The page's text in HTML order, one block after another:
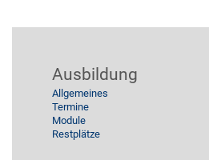
Ausbildung
Allgemeines
Termine
Module
Restplätze